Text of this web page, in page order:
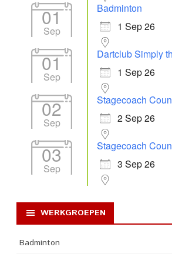
01
Sep
Badminton
1 Sep 26
01
Sep
Dartclub Simply
1 Sep 26
02
Sep
Stagecoach
2 Sep 26
03
Sep
Stagecoach
3 Sep 26
WERKGROEPEN
Badminton